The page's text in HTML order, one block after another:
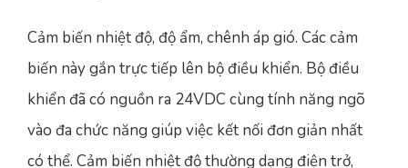
Cảm biến nhiệt độ, độ ẩm, chênh áp gió. Các cảm
biến này gắn trực tiếp lên bộ điều khiển. Bộ điều
khiển đã có nguồn ra 24VDC cùng tính năng ngõ
vào đa chức năng giúp việc kết nối đơn giản nhất
có thể. Cảm biến nhiệt độ thường dạng điện trở,